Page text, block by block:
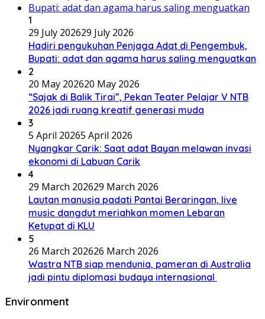
1
29 July 202629 July 2026
Hadiri pengukuhan Penjaga Adat di Pengembuk,
Bupati: adat dan agama harus saling menguatkan
2
20 May 202620 May 2026
“Sajak di Balik Tirai”, Pekan Teater Pelajar V NTB
2026 jadi ruang kreatif generasi muda
3
5 April 20265 April 2026
Nyangkar Carik: Saat adat Bayan melawan invasi
ekonomi di Labuan Carik
4
29 March 202629 March 2026
Lautan manusia padati Pantai Beraringan, live
music dangdut meriahkan momen Lebaran
Ketupat di KLU
5
26 March 202626 March 2026
Wastra NTB siap mendunia, pameran di Australia
jadi pintu diplomasi budaya internasional
Environment